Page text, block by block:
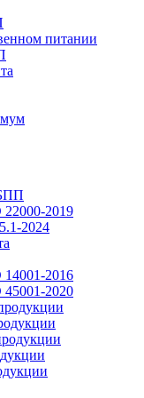
питании
2019
2024
2016
2020